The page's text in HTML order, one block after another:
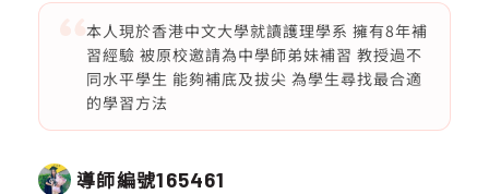
本人現於香港中文大學就讀護理學系 擁有8年補
習經驗 被原校邀請為中學師弟妹補習 教授過不
同水平學生 能夠補底及拔尖 為學生尋找最合適
的學習方法
導師編號165461